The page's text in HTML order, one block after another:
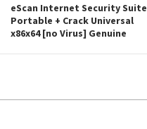
eScan Internet Security Suite
Portable + Crack Universal
x86x64 [no Virus] Genuine